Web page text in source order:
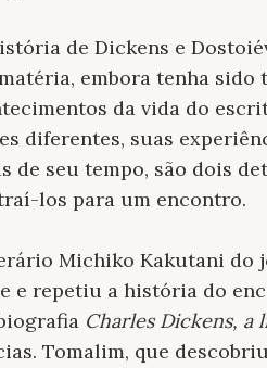
de Dickens e
embora tenha
da vida do
diferentes, suas
de seu tempo, são dois
los para um encontro.
Michiko Kakutani do
e repetiu a história do
Charles Dickens, a
Tomalim, que